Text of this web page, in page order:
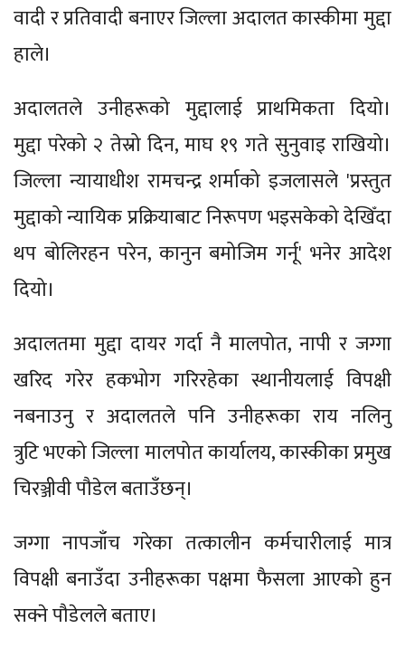
वादी र प्रतिवादी बनाएर जिल्ला अदालत कास्कीमा मुद्दा
हाले।
अदालतले उनीहरूको मुद्दालाई प्राथमिकता दियो।
मुद्दा परेको २ तेस्रो दिन, माघ १९ गते सुनुवाइ राखियो।
जिल्ला न्यायाधीश रामचन्द्र शर्माको इजलासले 'प्रस्तुत
मुद्दाको न्यायिक प्रक्रियाबाट निरूपण भइसकेको देखिँदा
थप बोलिरहन परेन, कानुन बमोजिम गर्नू' भनेर आदेश
दियो।
अदालतमा मुद्दा दायर गर्दा नै मालपोत, नापी र जग्गा
खरिद गरेर हकभोग गरिरहेका स्थानीयलाई विपक्षी
नबनाउनु र अदालतले पनि उनीहरूका राय नलिनु
त्रुटि भएको जिल्ला मालपोत कार्यालय, कास्कीका प्रमुख
चिरञ्जीवी पौडेल बताउँछन्।
जग्गा नापजाँच गरेका तत्कालीन कर्मचारीलाई मात्र
विपक्षी बनाउँदा उनीहरूका पक्षमा फैसला आएको हुन
सक्ने पौडेलले बताए।